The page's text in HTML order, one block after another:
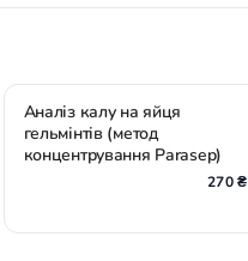
Аналіз калу на яйця
гельмінтів (метод
концентрування Parasep)
270 ₴